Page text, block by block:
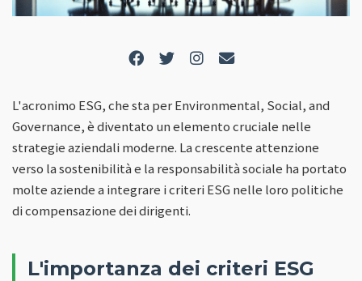
L'acronimo ESG, che sta per Environmental, Social, and
Governance, è diventato un elemento cruciale nelle
strategie aziendali moderne. La crescente attenzione
verso la sostenibilità e la responsabilità sociale ha portato
molte aziende a integrare i criteri ESG nelle loro politiche
di compensazione dei dirigenti.
L'importanza dei criteri ESG